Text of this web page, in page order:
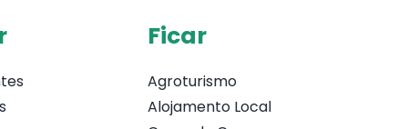
Ficar
Agroturismo
Alojamento Local